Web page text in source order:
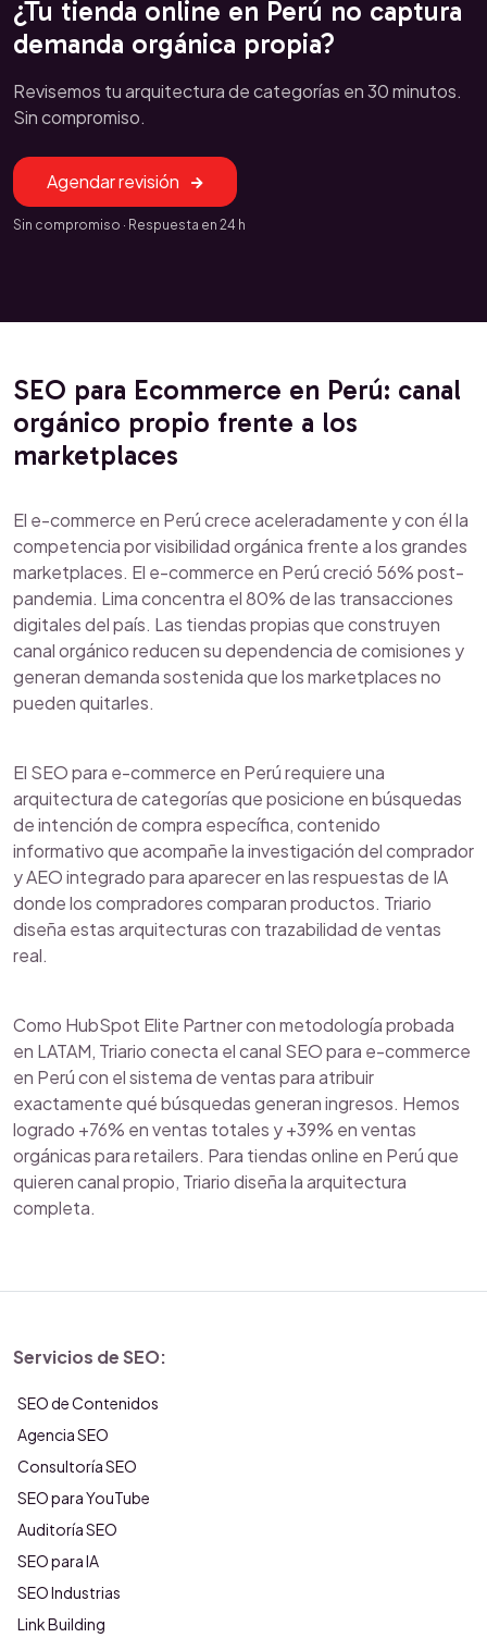
¿Tu tienda online en Perú no captura
demanda orgánica propia?
Revisemos tu arquitectura de categorías en 30 minutos.
Sin compromiso.
Agendar revisión
Sin compromiso · Respuesta en 24 h
SEO para Ecommerce en Perú: canal
orgánico propio frente a los
marketplaces
El e-commerce en Perú crece aceleradamente y con él la
competencia por visibilidad orgánica frente a los grandes
marketplaces. El e-commerce en Perú creció 56% post-
pandemia. Lima concentra el 80% de las transacciones
digitales del país. Las tiendas propias que construyen
canal orgánico reducen su dependencia de comisiones y
generan demanda sostenida que los marketplaces no
pueden quitarles.
El SEO para e-commerce en Perú requiere una
arquitectura de categorías que posicione en búsquedas
de intención de compra específica, contenido
informativo que acompañe la investigación del comprador
y AEO integrado para aparecer en las respuestas de IA
donde los compradores comparan productos. Triario
diseña estas arquitecturas con trazabilidad de ventas
real.
Como HubSpot Elite Partner con metodología probada
en LATAM, Triario conecta el canal SEO para e-commerce
en Perú con el sistema de ventas para atribuir
exactamente qué búsquedas generan ingresos. Hemos
logrado +76% en ventas totales y +39% en ventas
orgánicas para retailers. Para tiendas online en Perú que
quieren canal propio, Triario diseña la arquitectura
completa.
Servicios de SEO:
SEO de Contenidos
Agencia SEO
Consultoría SEO
SEO para YouTube
Auditoría SEO
SEO para IA
SEO Industrias
Link Building